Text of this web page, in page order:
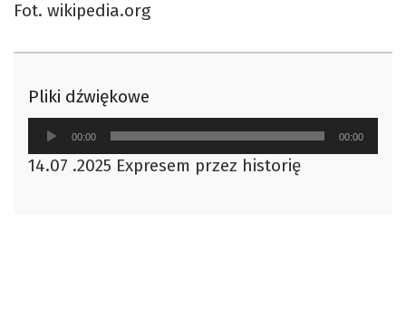
Fot. wikipedia.org
Pliki dźwiękowe
Odtwarzacz
plików
dźwiękowych
00:00 00:00
14.07 .2025 Expresem przez historię